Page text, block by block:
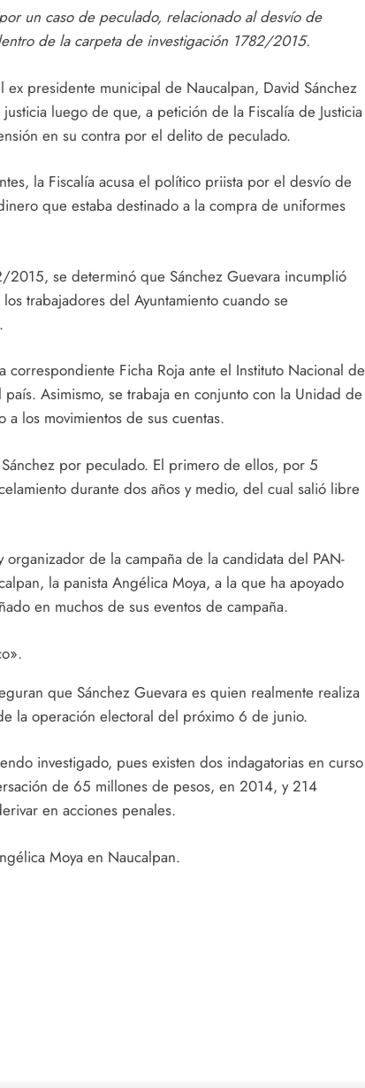
un caso de peculado, relacionado al desvío de
de la carpeta de investigación 1782/2015.
ex presidente municipal de Naucalpan, David Sánchez
luego de que, a petición de la Fiscalía de Justicia
en su contra por el delito de peculado.
la Fiscalía acusa el político priista por el desvío de
que estaba destinado a la compra de uniformes
se determinó que Sánchez Guevara incumplió
trabajadores del Ayuntamiento cuando se
Ficha Roja ante el Instituto Nacional de
Asimismo, se trabaja en conjunto con la Unidad de
los movimientos de sus cuentas.
por peculado. El primero de ellos, por 5
durante dos años y medio, del cual salió libre
de la campaña de la candidata del PAN-
la panista Angélica Moya, a la que ha apoyado
en muchos de sus eventos de campaña.
que Sánchez Guevara es quien realmente realiza
la operación electoral del próximo 6 de junio.
investigado, pues existen dos indagatorias en curso
de 65 millones de pesos, en 2014, y 214
en acciones penales.
Moya en Naucalpan.